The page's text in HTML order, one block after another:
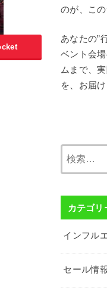
のが、こ
あなたの”
ベント会
ムまで、
を、お届
カテゴリ
インフル
セール情